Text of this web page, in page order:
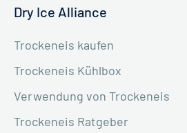
Dry Ice Alliance
Trockeneis kaufen
Trockeneis Kühlbox
Verwendung von Trockeneis
Trockeneis Ratgeber